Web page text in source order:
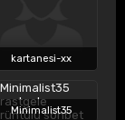
kartanesi-xx
Minimalist35